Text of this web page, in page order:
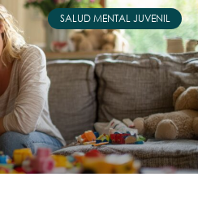
SALUD MENTAL JUVENIL